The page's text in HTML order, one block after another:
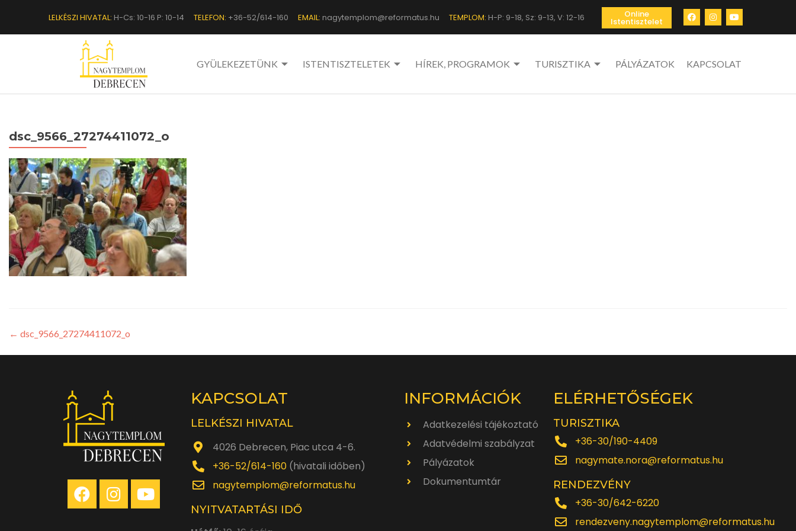
LELKÉSZI HIVATAL: H-Cs: 10-16 P: 10-14 TELEFON: +36-52/614-160 EMAIL: nagytemplom@reformatus.hu TEMPLOM: H-P: 9-18, Sz: 9-13, V: 12-16 Online
Istentisztelet
GYÜLEKEZETÜNK ISTENTISZTELETEK HÍREK, PROGRAMOK TURISZTIKA PÁLYÁZATOK KAPCSOLAT
dsc_9566_27274411072_o
← dsc_9566_27274411072_o
KAPCSOLAT
LELKÉSZI HIVATAL
4026 Debrecen, Piac utca 4-6.
+36-52/614-160 (hivatali időben)
nagytemplom@reformatus.hu
NYITVATARTÁSI IDŐ
INFORMÁCIÓK
Adatkezelési tájékoztató
Adatvédelmi szabályzat
Pályázatok
Dokumentumtár
ELÉRHETŐSÉGEK
TURISZTIKA
+36-30/190-4409
nagymate.nora@reformatus.hu
RENDEZVÉNY
+36-30/642-6220
rendezveny.nagytemplom@reformatus.hu